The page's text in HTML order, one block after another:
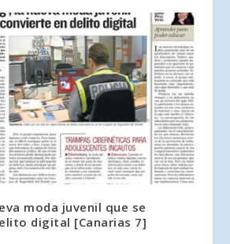
moda juvenil que se
digital [Canarias 7]